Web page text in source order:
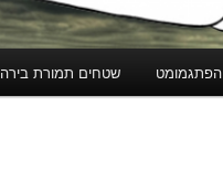
הפתגמומט שטחים תמורת בירה